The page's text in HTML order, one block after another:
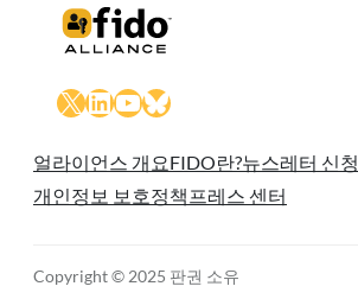
X LinkedIn
YouTube
Bluesky
얼라이언스 개요FIDO란?뉴스레터 신청
개인정보 보호정책 프레스 센터
Copyright © 2025 판권 소유